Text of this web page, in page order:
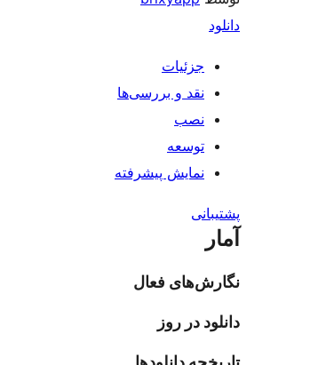
دانلود
جزئیات
نقد و بررسی‌ها
نصب
توسعه
نمایش پیشرفته
پشتیبانی
آمار
نگارش‌های فعال
دانلود در روز